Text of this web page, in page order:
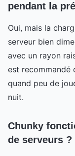
pendant la
Oui, mais la
serveur bien
avec un rayon
est recommandé
quand peu de
nuit.
Chunky
de serveurs ?